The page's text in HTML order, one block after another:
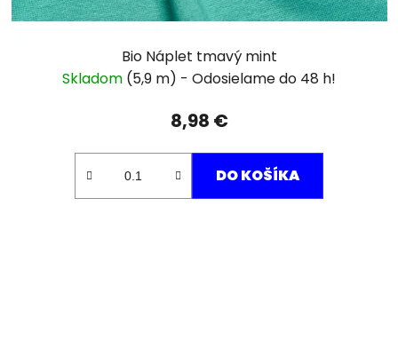
Bio Náplet tmavý mint
Skladom (5,9 m)
8,98 €
DO KOŠÍKA